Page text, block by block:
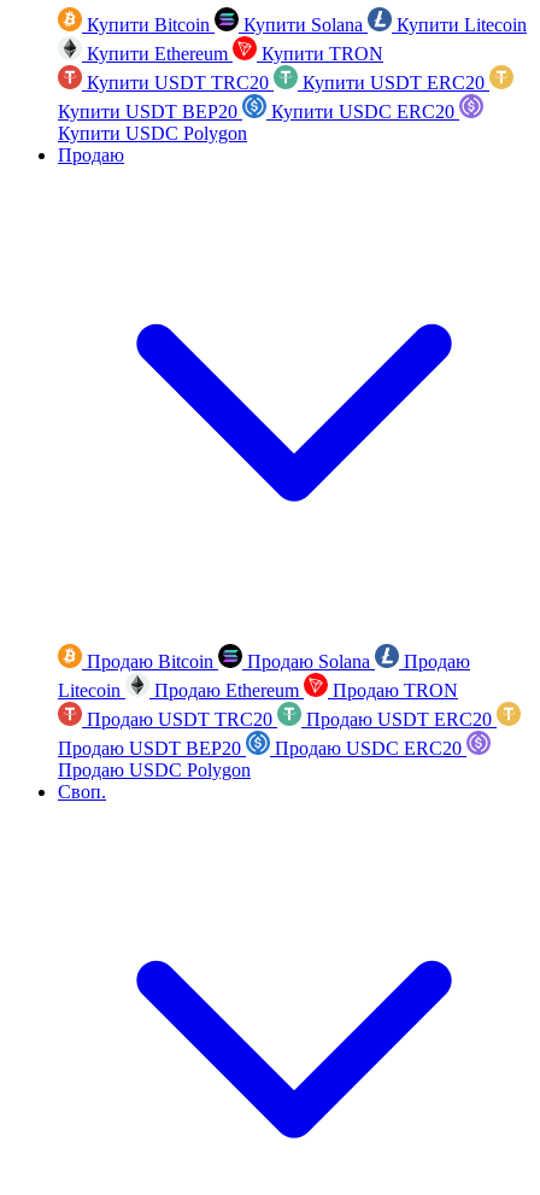
Купити Bitcoin Купити Solana
Купити Litecoin
Купити Ethereum
Купити TRON
Купити USDT TRC20
Купити USDT ERC20
Купити USDT BEP20
Купити USDC ERC20
Купити USDC Polygon
Продаю
Продаю Bitcoin Продаю Solana
Продаю
Litecoin
Продаю Ethereum
Продаю TRON
Продаю USDT TRC20
Продаю USDT ERC20
Продаю USDT BEP20
Продаю USDC ERC20
Продаю USDC Polygon
Своп.